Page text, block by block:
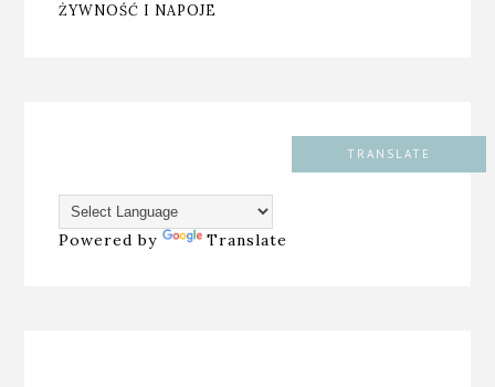
ŻYWNOŚĆ I NAPOJE
TRANSLATE
Powered by Translate